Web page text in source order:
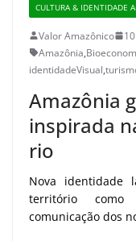
CULTURA & IDENTIDADE
Valor Amazônico
Amazônia,
identidadeVisual,
Amazônia
inspirada
rio
Nova identidade
território
comunicação dos